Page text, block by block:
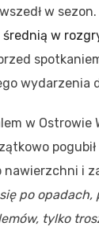
w
w
wydarzenia
w Ostrowie
nawierzchni i
się po
tylko